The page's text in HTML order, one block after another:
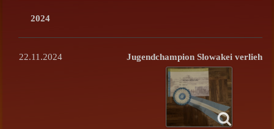
2024
22.11.2024 Jugendchampion Slowakei verliehen